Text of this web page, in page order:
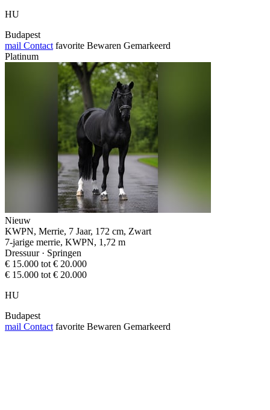
HU
Budapest
mail Contact favorite Bewaren Gemarkeerd
Platinum
Nieuw
KWPN, Merrie, 7 Jaar, 172 cm, Zwart
7-jarige merrie, KWPN, 1,72 m
Dressuur · Springen
€ 15.000 tot € 20.000
€ 15.000 tot € 20.000
HU
Budapest
mail Contact favorite Bewaren Gemarkeerd